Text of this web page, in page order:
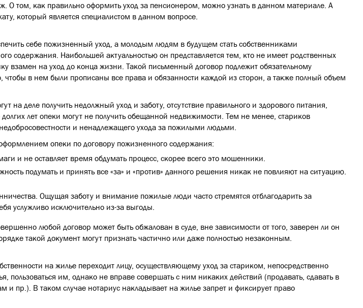
О том, как правильно оформить уход за пенсионером, можно узнать в данном материале. А
который является специалистом в данном вопросе.
себе пожизненный уход, а молодым людям в будущем стать собственниками
Наибольшей актуальностью он представляется тем, кто не имеет родственных
взамен на уход до конца жизни. Такой письменный договор подлежит обязательному
в нем были прописаны все права и обязанности каждой из сторон, а также полный объем
деле получить недолжный уход и заботу, отсутствие правильного и здорового питания,
лет опеки могут не получить обещанной недвижимости. Тем не менее, стариков
и ненадлежащего ухода за пожилыми людьми.
опеки по договору пожизненного содержания:
и не оставляет время обдумать процесс, скорее всего это мошенники.
подумать и принять все «за» и «против» данного решения никак не повлияют на ситуацию.
Ощущая заботу и внимание пожилые люди часто стремятся отблагодарить за
услужливо исключительно из-за выгоды.
любой договор может быть обжалован в суде, вне зависимости от того, заверен ли он
такой документ могут признать частично или даже полностью незаконным.
на жилье переходит лицу, осуществляющему уход за стариком, непосредственно
пользоваться им, однако не вправе совершать с ним никаких действий (продавать, сдавать в
и пр.). В таком случае нотариус накладывает на жилье запрет и фиксирует право